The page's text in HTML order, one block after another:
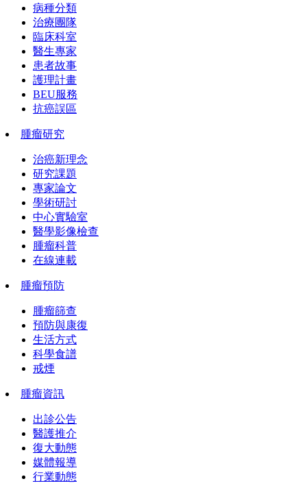
病種分類
治療團隊
臨床科室
醫生專家
患者故事
護理計畫
BEU服務
抗癌誤區
腫瘤研究
治癌新理念
研究課題
專家論文
學術研討
中心實驗室
醫學影像檢查
腫瘤科普
在線連載
腫瘤預防
腫瘤篩查
預防與康復
生活方式
科學食譜
戒煙
腫瘤資訊
出診公告
醫護推介
復大動態
媒體報導
行業動態